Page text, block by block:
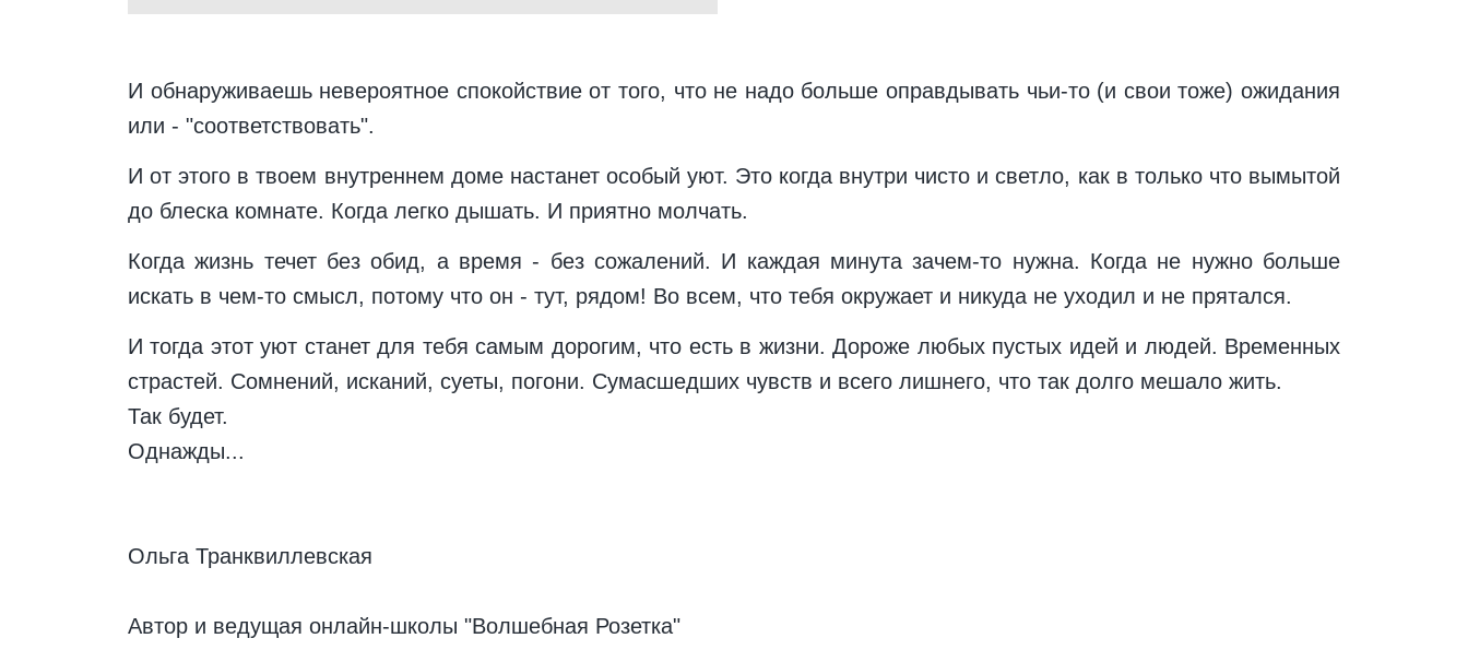
И обнаруживаешь невероятное спокойствие от того, что не надо больше оправдывать чьи-то (и свои тоже) ожидания
или - "соответствовать".
И от этого в твоем внутреннем доме настанет особый уют. Это когда внутри чисто и светло, как в только что вымытой
до блеска комнате. Когда легко дышать. И приятно молчать.
Когда жизнь течет без обид, а время - без сожалений. И каждая минута зачем-то нужна. Когда не нужно больше
искать в чем-то смысл, потому что он - тут, рядом! Во всем, что тебя окружает и никуда не уходил и не прятался.
И тогда этот уют станет для тебя самым дорогим, что есть в жизни. Дороже любых пустых идей и людей. Временных
страстей. Сомнений, исканий, суеты, погони. Сумасшедших чувств и всего лишнего, что так долго мешало жить.
Так будет.
Однажды...
Ольга Транквиллевская
Автор и ведущая онлайн-школы "Волшебная Розетка"